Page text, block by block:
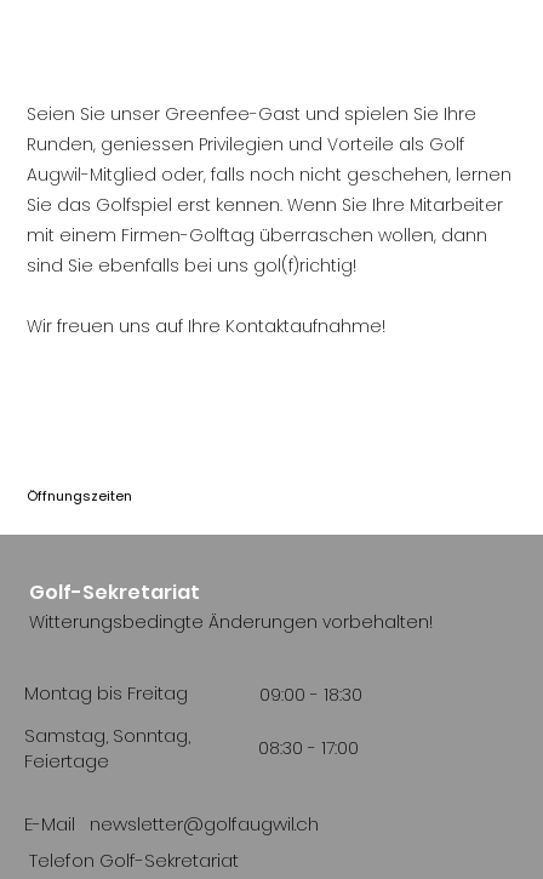
Seien Sie unser Greenfee-Gast und spielen Sie Ihre
Runden, geniessen Privilegien und Vorteile als Golf
Augwil-Mitglied oder, falls noch nicht geschehen, lernen
Sie das Golfspiel erst kennen. Wenn Sie Ihre Mitarbeiter
mit einem Firmen-Golftag überraschen wollen, dann
sind Sie ebenfalls bei uns gol(f)richtig!
Wir freuen uns auf Ihre Kontaktaufnahme!
Öffnungszeiten
Golf-Sekretariat
Witterungsbedingte Änderungen vorbehalten!
Montag bis Freitag 09:00 - 18:30
Samstag, Sonntag,
Feiertage
08:30 - 17:00
E-Mail newsletter@golfaugwil.ch
Telefon Golf-Sekretariat